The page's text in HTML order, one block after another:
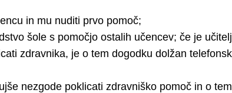
in mu nuditi prvo pomoč;
šole s pomočjo ostalih učencev; če je
zdravnika, je o tem dogodku dolžan
nezgode poklicati zdravniško pomoč in o